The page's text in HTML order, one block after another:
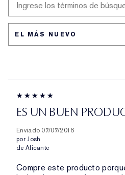
PIEL
LA
PIEL
ES UN BUEN
Enviado 07/07/2016
por Josh
de Alicante
Compre este producto